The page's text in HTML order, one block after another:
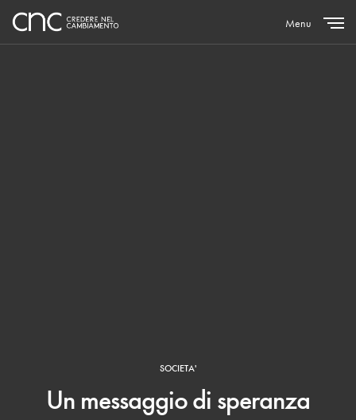
Menu
SOCIETA'
Un messaggio di speranza